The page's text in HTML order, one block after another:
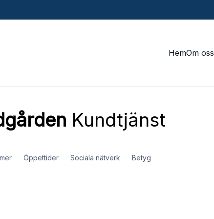
HemOm oss
Kundtjänst
Öppettider Sociala nätverk Betyg